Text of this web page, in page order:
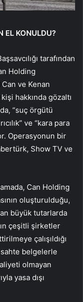
EL KONULDU?
tarafından
Holding
ve Kenan
hakkında gözaltı
“suç örgütü
ve “kara para
Operasyonun bir
Show TV ve
Can Holding
oluşturulduğu,
büyük tutarlarda
çeşitli şirketler
çalışıldığı
belgelerle
olmayan
yasa dışı